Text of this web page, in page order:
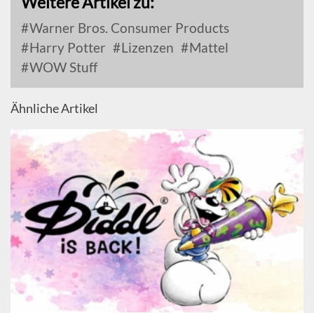
Warner Bros. Consumer Products
Harry Potter
Lizenzen
Mattel
WOW Stuff
Ähnliche Artikel